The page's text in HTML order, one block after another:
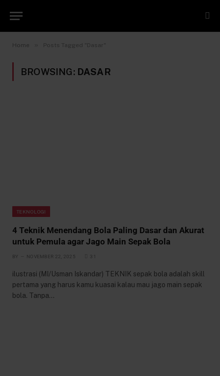
Home Posts Tagged "Dasar"
BROWSING: DASAR
TEKNOLOGI
4 Teknik Menendang Bola Paling Dasar dan Akurat
untuk Pemula agar Jago Main Sepak Bola
BY NOVEMBER 22, 2025 31
ilustrasi (MI/Usman Iskandar) TEKNIK sepak bola adalah skill
pertama yang harus kamu kuasai kalau mau jago main sepak
bola. Tanpa…